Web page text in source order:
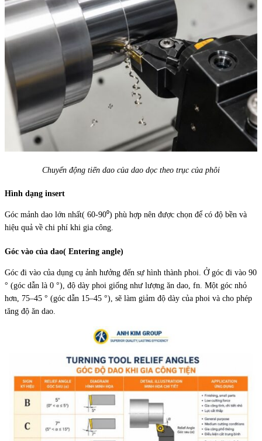
Chuyển động tiến dao của dao dọc theo trục của phôi
Hình dạng insert
Góc mảnh dao lớn nhất( 60-90⁰) phù hợp nên được chọn để có độ bền và
hiệu quả về chi phí khi gia công.
Góc vào của dao( Entering angle)
Góc đi vào của dụng cụ ảnh hưởng đến sự hình thành phoi. Ở góc đi vào 90
° (góc dẫn là 0 °), độ dày phoi giống như lượng ăn dao, fn. Một góc nhỏ
hơn, 75–45 ° (góc dẫn 15–45 °), sẽ làm giảm độ dày của phoi và cho phép
tăng độ ăn dao.